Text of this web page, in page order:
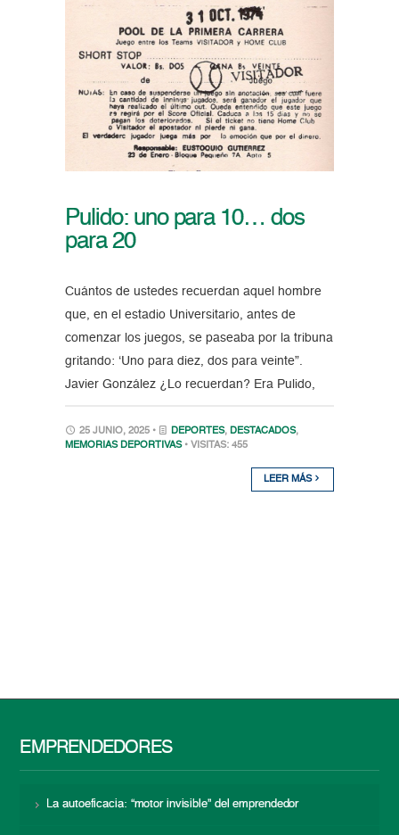
Pulido: uno para 10… dos
para 20
Cuántos de ustedes recuerdan aquel hombre
que, en el estadio Universitario, antes de
comenzar los juegos, se paseaba por la tribuna
gritando: ‘Uno para diez, dos para veinte”.
Javier González ¿Lo recuerdan? Era Pulido,
25 JUNIO, 2025 • DEPORTES, DESTACADOS,
MEMORIAS DEPORTIVAS • VISITAS: 455
LEER MÁS
EMPRENDEDORES
La autoeficacia: “motor invisible” del emprendedor